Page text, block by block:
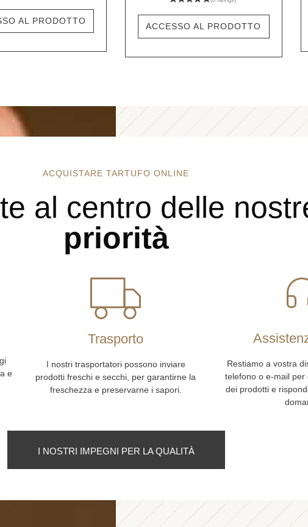
AL PRODOTTO
ACCESSO AL PRODOTTO
ACQUISTARE TARTUFO ONLINE
al centro delle
priorità
e
Trasporto
I nostri trasportatori possono inviare
prodotti freschi e secchi, per garantirne la
freschezza e preservarne i sapori.
Restiamo a vostra
telefono o e-mail per
dei prodotti e
I NOSTRI IMPEGNI PER LA QUALITÀ